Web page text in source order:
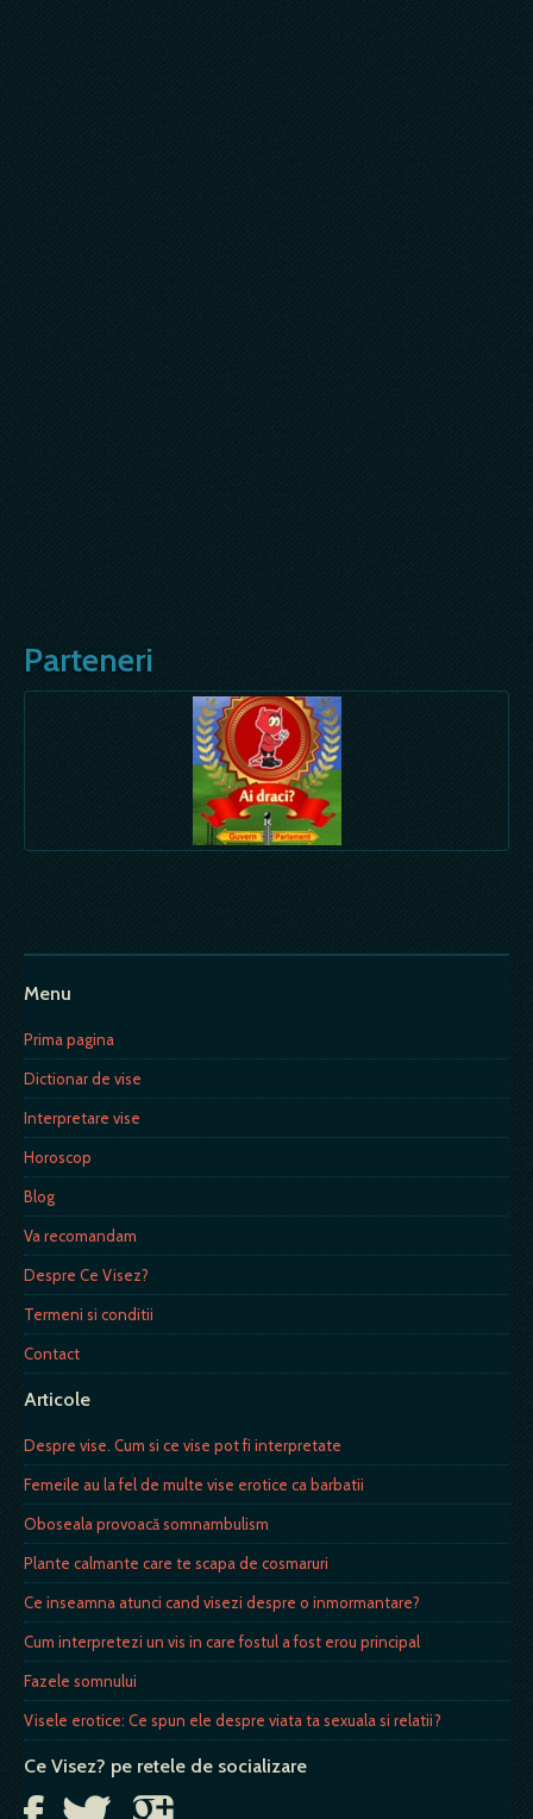
Parteneri
Menu
Prima pagina
Dictionar de vise
Interpretare vise
Horoscop
Blog
Va recomandam
Despre Ce Visez?
Termeni si conditii
Contact
Articole
Despre vise. Cum si ce vise pot fi interpretate
Femeile au la fel de multe vise erotice ca barbatii
Oboseala provoacă somnambulism
Plante calmante care te scapa de cosmaruri
Ce inseamna atunci cand visezi despre o inmormantare?
Cum interpretezi un vis in care fostul a fost erou principal
Fazele somnului
Visele erotice: Ce spun ele despre viata ta sexuala si relatii?
Ce Visez? pe retele de socializare